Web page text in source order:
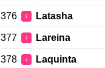
376 ♀ Latasha
377 ♀ Lareina
378 ♀ Laquinta